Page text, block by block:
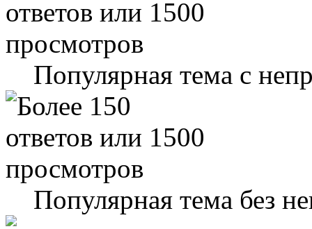
Популярная тема с
Популярная тема без